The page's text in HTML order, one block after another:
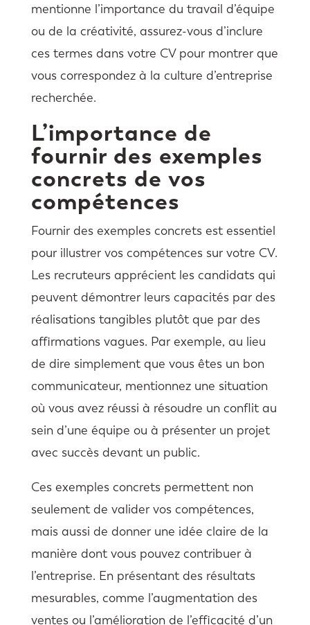
mentionne l’importance du travail d’équipe
ou de la créativité, assurez-vous d’inclure
ces termes dans votre CV pour montrer que
vous correspondez à la culture d’entreprise
recherchée.
L’importance de
fournir des exemples
concrets de vos
compétences
Fournir des exemples concrets est essentiel
pour illustrer vos compétences sur votre CV.
Les recruteurs apprécient les candidats qui
peuvent démontrer leurs capacités par des
réalisations tangibles plutôt que par des
affirmations vagues. Par exemple, au lieu
de dire simplement que vous êtes un bon
communicateur, mentionnez une situation
où vous avez réussi à résoudre un conflit au
sein d’une équipe ou à présenter un projet
avec succès devant un public.
Ces exemples concrets permettent non
seulement de valider vos compétences,
mais aussi de donner une idée claire de la
manière dont vous pouvez contribuer à
l’entreprise. En présentant des résultats
mesurables, comme l’augmentation des
ventes ou l’amélioration de l’efficacité d’un